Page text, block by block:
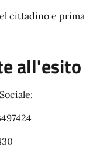
cittadino e prima
all'esito